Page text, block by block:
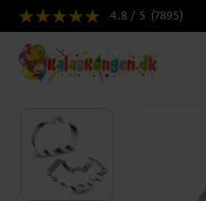
4.8 / 5 (7895)